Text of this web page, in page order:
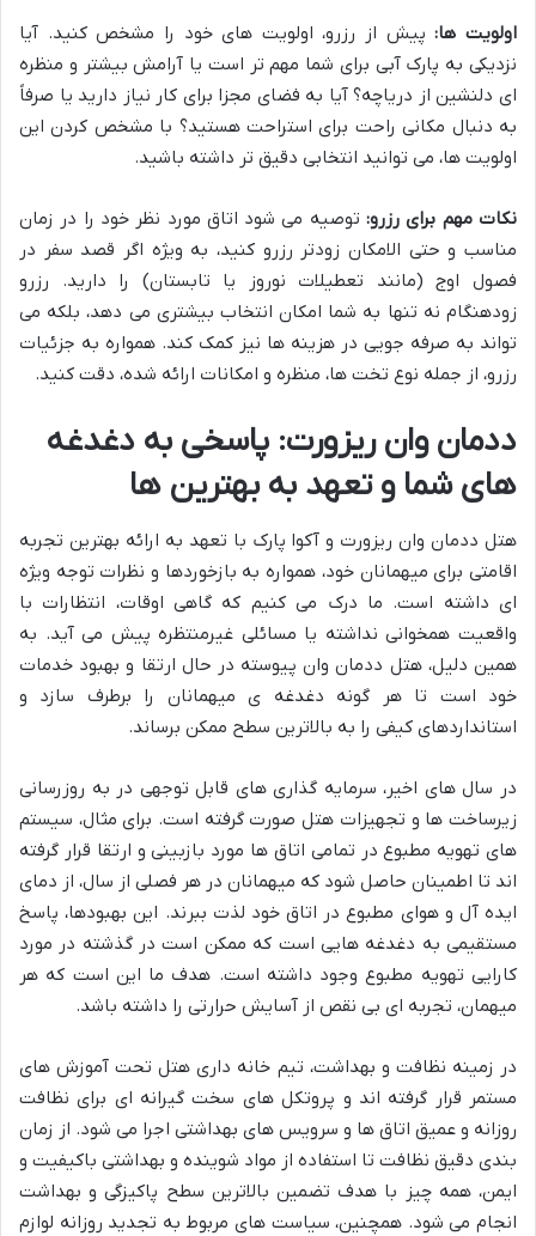
اولویت ها:پیش از رزرو، اولویت های خود را مشخص کنید. آیا
نزدیکی به پارک آبی برای شما مهم تر است یا آرامش بیشتر و منظره
ای دلنشین از دریاچه؟ آیا به فضای مجزا برای کار نیاز دارید یا صرفاً
به دنبال مکانی راحت برای استراحت هستید؟ با مشخص کردن این
اولویت ها، می توانید انتخابی دقیق تر داشته باشید.
نکات مهم برای رزرو:توصیه می شود اتاق مورد نظر خود را در زمان
مناسب و حتی الامکان زودتر رزرو کنید، به ویژه اگر قصد سفر در
فصول اوج (مانند تعطیلات نوروز یا تابستان) را دارید. رزرو
زودهنگام نه تنها به شما امکان انتخاب بیشتری می دهد، بلکه می
تواند به صرفه جویی در هزینه ها نیز کمک کند. همواره به جزئیات
رزرو، از جمله نوع تخت ها، منظره و امکانات ارائه شده، دقت کنید.
ددمان وان ریزورت: پاسخی به دغدغه
های شما و تعهد به بهترین ها
هتل ددمان وان ریزورت و آکوا پارک با تعهد به ارائه بهترین تجربه
اقامتی برای میهمانان خود، همواره به بازخوردها و نظرات توجه ویژه
ای داشته است. ما درک می کنیم که گاهی اوقات، انتظارات با
واقعیت همخوانی نداشته یا مسائلی غیرمنتظره پیش می آید. به
همین دلیل، هتل ددمان وان پیوسته در حال ارتقا و بهبود خدمات
خود است تا هر گونه دغدغه ی میهمانان را برطرف سازد و
استانداردهای کیفی را به بالاترین سطح ممکن برساند.
در سال های اخیر، سرمایه گذاری های قابل توجهی در به روزرسانی
زیرساخت ها و تجهیزات هتل صورت گرفته است. برای مثال، سیستم
های تهویه مطبوع در تمامی اتاق ها مورد بازبینی و ارتقا قرار گرفته
اند تا اطمینان حاصل شود که میهمانان در هر فصلی از سال، از دمای
ایده آل و هوای مطبوع در اتاق خود لذت ببرند. این بهبودها، پاسخ
مستقیمی به دغدغه هایی است که ممکن است در گذشته در مورد
کارایی تهویه مطبوع وجود داشته است. هدف ما این است که هر
میهمان، تجربه ای بی نقص از آسایش حرارتی را داشته باشد.
در زمینه نظافت و بهداشت، تیم خانه داری هتل تحت آموزش های
مستمر قرار گرفته اند و پروتکل های سخت گیرانه ای برای نظافت
روزانه و عمیق اتاق ها و سرویس های بهداشتی اجرا می شود. از زمان
بندی دقیق نظافت تا استفاده از مواد شوینده و بهداشتی باکیفیت و
ایمن، همه چیز با هدف تضمین بالاترین سطح پاکیزگی و بهداشت
انجام می شود. همچنین، سیاست های مربوط به تجدید روزانه لوازم